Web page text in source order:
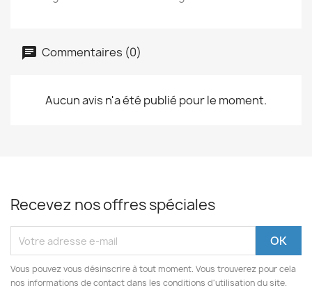
Commentaires (0)
Aucun avis n'a été publié pour le moment.
Recevez nos offres spéciales
Vous pouvez vous désinscrire à tout moment. Vous trouverez pour cela
nos informations de contact dans les conditions d'utilisation du site.